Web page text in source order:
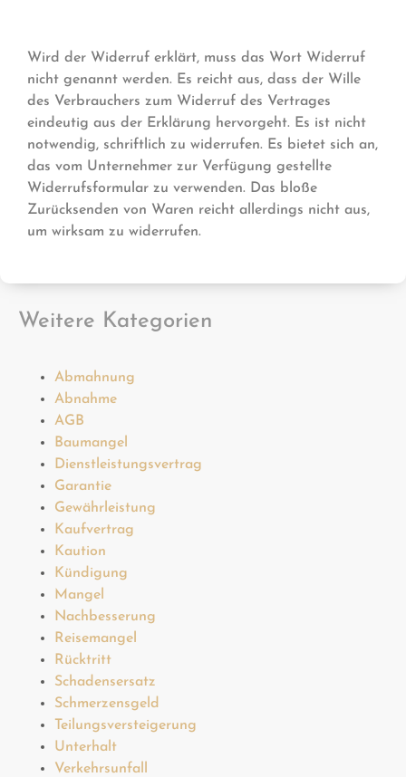
Wird der Widerruf erklärt, muss das Wort Widerruf
nicht genannt werden. Es reicht aus, dass der Wille
des Verbrauchers zum Widerruf des Vertrages
eindeutig aus der Erklärung hervorgeht. Es ist nicht
notwendig, schriftlich zu widerrufen. Es bietet sich an,
das vom Unternehmer zur Verfügung gestellte
Widerrufsformular zu verwenden. Das bloße
Zurücksenden von Waren reicht allerdings nicht aus,
um wirksam zu widerrufen.
Weitere Kategorien
Abmahnung
Abnahme
AGB
Baumangel
Dienstleistungsvertrag
Garantie
Gewährleistung
Kaufvertrag
Kaution
Kündigung
Mangel
Nachbesserung
Reisemangel
Rücktritt
Schadensersatz
Schmerzensgeld
Teilungsversteigerung
Unterhalt
Verkehrsunfall